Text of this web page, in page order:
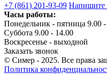
+7 (861) 201-93-09 Напишите
Часы работы:
Понедельник - пятница 9.00
Суббота 9.00 - 14.00
Воскресенье - выходной
Заказать звонок
© Симер - 2025. Все права
Политика